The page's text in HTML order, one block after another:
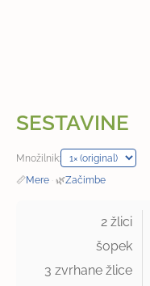
SESTAVINE
Množilnik:
📏Mere · 🌿Začimbe
2 žlici
šopek
3 zvrhane žlice